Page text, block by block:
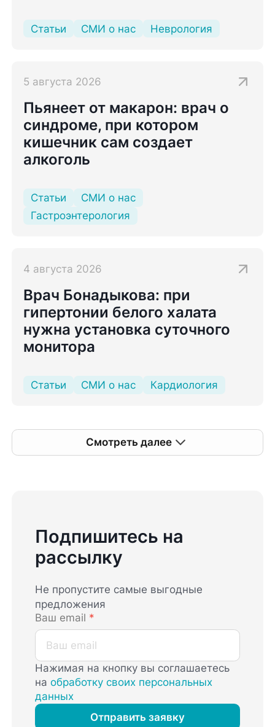
Статьи СМИ о нас Неврология
5 августа 2026
Пьянеет от макарон: врач о
синдроме, при котором
кишечник сам создает
алкоголь
Статьи
СМИ о нас
Гастроэнтерология
4 августа 2026
Врач Бонадыкова: при
гипертонии белого халата
нужна установка суточного
монитора
Статьи СМИ о нас Кардиология
Смотреть далее
Подпишитесь на
рассылку
Не пропустите самые выгодные
предложения
Ваш email *
Нажимая на кнопку вы соглашаетесь
наобработку своих персональных
данных
Отправить заявку